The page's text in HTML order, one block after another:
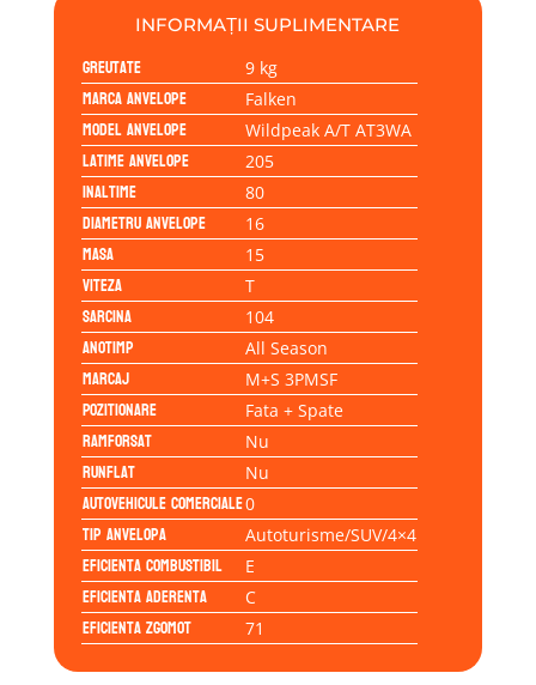
INFORMAȚII SUPLIMENTARE
Greutate 9 kg
Marca anvelope Falken
Model anvelope Wildpeak A/T AT3WA
Latime anvelope 205
Inaltime 80
Diametru anvelope 16
Masa 15
Viteza T
Sarcina 104
Anotimp All Season
Marcaj M+S 3PMSF
Pozitionare Fata + Spate
Ramforsat Nu
Runflat Nu
Autovehicule comerciale0
Tip anvelopa Autoturisme/SUV/4×4
Eficienta Combustibil E
Eficienta Aderenta C
Eficienta Zgomot 71